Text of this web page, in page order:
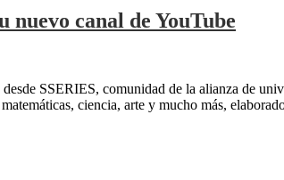
nuevo canal de YouTube
SSERIES, comunidad de la alianza de
ciencia, arte y mucho más,